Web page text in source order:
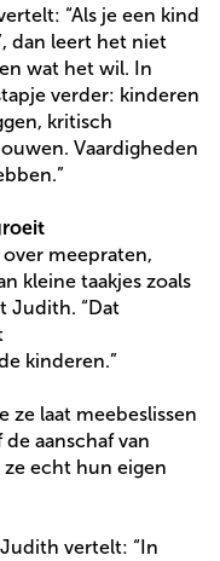
“Als je een kind
dan leert het niet
wat het wil. In
verder: kinderen
kritisch
Vaardigheden
meepraten,
kleine taakjes zoals
Judith. “Dat
kinderen.”
ze laat meebeslissen
aanschaf van
echt hun eigen
vertelt: “In